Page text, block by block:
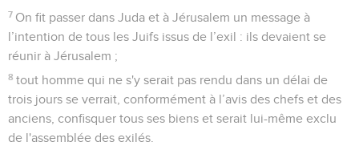
7 On fit passer dans Juda et à Jérusalem un message à
l’intention de tous les Juifs issus de l’exil : ils devaient se
réunir à Jérusalem ;
8 tout homme qui ne s'y serait pas rendu dans un délai de
trois jours se verrait, conformément à l’avis des chefs et des
anciens, confisquer tous ses biens et serait lui-même exclu
de l'assemblée des exilés.